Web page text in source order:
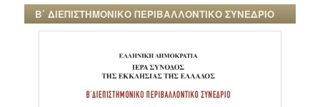
Β΄ ΔΙΕΠΙΣΤΗΜΟΝΙΚΟ ΠΕΡΙΒΑΛΛΟΝΤΙΚΟ ΣΥΝΕΔΡΙΟ